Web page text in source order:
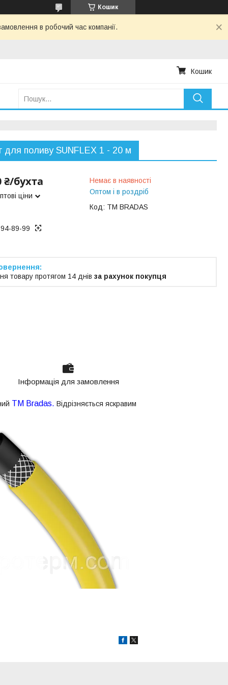
Кошик
в робочий час компанії.
Кошик
для поливу SUNFLEX 1 - 20 м
₴/бухта
ціни
Немає в наявності
Оптом і в роздріб
Код: TM BRADAS
89-99
товару протягом 14 днів за рахунок покупця
Інформація для замовлення
ТМ Bradas. Відрізняється яскравим